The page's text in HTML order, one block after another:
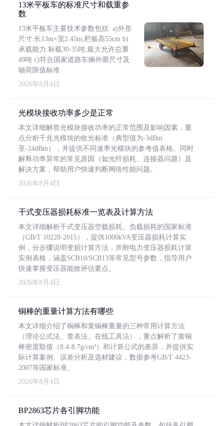
13米平板车的标准尺寸和载重参
数
13米平板车主要技术参数包括: a)外形
尺寸:长13m×宽2.45m,栏板高55cm b)
承载能力:标载30-35吨,最大允许总重
49吨 c)符合国家道路车辆外廓尺寸及
轴荷限值标准
2026年8月4日
光模块接收功率多少是正常
本文详细解答光模块接收功率的正常范围及影响因素，重
点分析千兆光模块的收光标准（典型值为-3dBm
至-24dBm），并提供不同速率光模块的参考值表格。同时
解释功率异常的常见原因（如光纤损耗、连接器问题）及
解决方案，帮助用户快速判断网络性能问题。
2026年8月4日
干式变压器损耗标准一览表及计算方法
本文详细解析干式变压器空载损耗、负载损耗的国家标准
（GB/T 10228-2015），提供1000kVA变压器损耗计算实
例，分步骤说明变损计算方法，并附电力变压器损耗计算
实例表格，涵盖SCB10/SCB13等常见型号参数，指导用户
快速掌握变压器能效评估要点。
2026年8月4日
铜棒的重量计算方法有哪些
本文详细介绍了铜棒和黄铜棒重量的三种常用计算方法
（理论公式法、查表法、在线工具法），重点解析了黄铜
棒密度取值（8.4-8.7g/cm³）和计算公式的差异，并提供实
际计算案例、误差分析及选材建议，数据参考GB/T 4423-
2007等国家标准。
2026年8月4日
BP2863芯片各引脚功能